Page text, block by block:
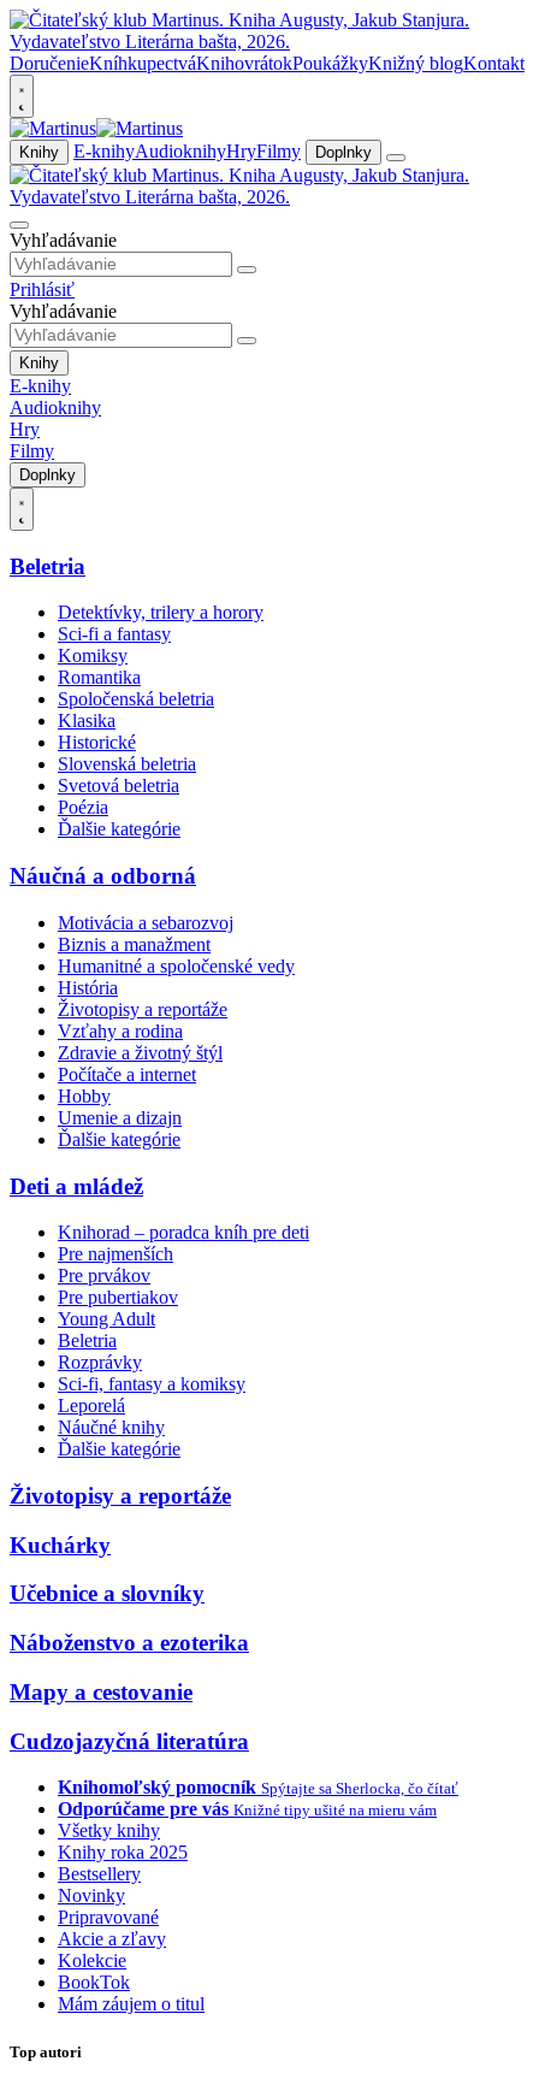
DoručenieKníhkupectváKnihovrátokPoukážkyKnižný blogKontakt
Knihy E-knihyAudioknihyHryFilmy Doplnky
Vyhľadávanie
Prihlásiť
Vyhľadávanie
Knihy
E-knihy
Audioknihy
Hry
Filmy
Doplnky
Beletria
Detektívky, trilery a horory
Sci-fi a fantasy
Komiksy
Romantika
Spoločenská beletria
Klasika
Historické
Slovenská beletria
Svetová beletria
Poézia
Ďalšie kategórie
Náučná a odborná
Motivácia a sebarozvoj
Biznis a manažment
Humanitné a spoločenské vedy
História
Životopisy a reportáže
Vzťahy a rodina
Zdravie a životný štýl
Počítače a internet
Hobby
Umenie a dizajn
Ďalšie kategórie
Deti a mládež
Knihorad – poradca kníh pre deti
Pre najmenších
Pre prvákov
Pre pubertiakov
Young Adult
Beletria
Rozprávky
Sci-fi, fantasy a komiksy
Leporelá
Náučné knihy
Ďalšie kategórie
Životopisy a reportáže
Kuchárky
Učebnice a slovníky
Náboženstvo a ezoterika
Mapy a cestovanie
Cudzojazyčná literatúra
Knihomoľský pomocník Spýtajte sa Sherlocka, čo čítať
Odporúčame pre vás Knižné tipy ušité na mieru vám
Všetky knihy
Knihy roka 2025
Bestsellery
Novinky
Pripravované
Akcie a zľavy
Kolekcie
BookTok
Mám záujem o titul
Top autori